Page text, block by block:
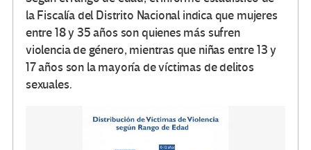
la Fiscalía del Distrito Nacional indica que mujeres
entre 18 y 35 años son quienes más sufren
violencia de género, mientras que niñas entre 13 y
17 años son la mayoría de víctimas de delitos
sexuales.